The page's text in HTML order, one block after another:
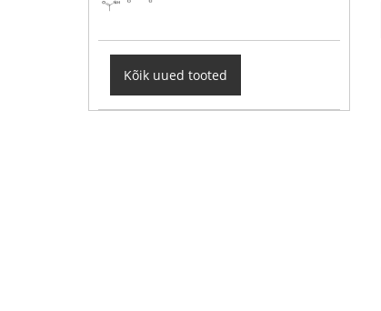
Kõik uued tooted